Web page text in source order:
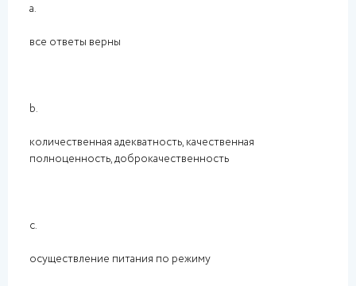
a.
все ответы верны
b.
количественная адекватность, качественная
полноценность, доброкачественность
c.
осуществление питания по режиму